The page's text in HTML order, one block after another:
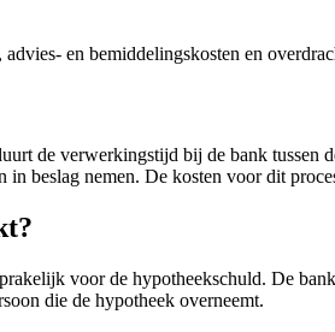
en bemiddelingskosten en
de verwerkingstijd bij de bank tussen
beslag nemen. De kosten voor dit
voor de hypotheekschuld. De
die de hypotheek overneemt.